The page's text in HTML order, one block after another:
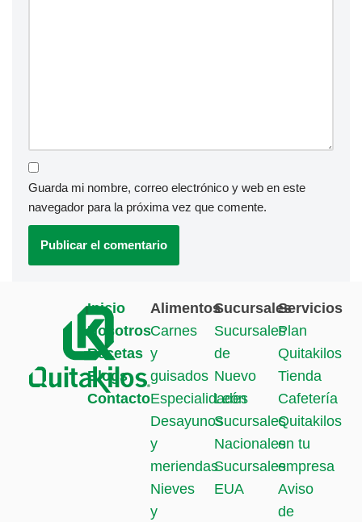
Guarda mi nombre, correo electrónico y web en este
navegador para la próxima vez que comente.
Inicio
Nosotros
Recetas
Blogs
Contacto
Alimentos
Carnes
y
guisados
Especialidades
Desayunos
y
meriendas
Nieves
y
Sucursales
Sucursales
de
Nuevo
León
Sucursales
Nacionales
Sucursales
EUA
Servicios
Plan
Quitakilos
Tienda
Cafetería
Quitakilos
en tu
empresa
Aviso
de